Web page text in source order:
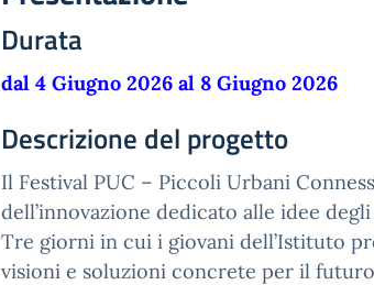
Durata
dal 4 Giugno 2026 al 8 Giugno 2026
Descrizione del progetto
Il Festival PUC – Piccoli Urbani
dell’innovazione dedicato alle idee
Tre giorni in cui i giovani dell’Istituto
visioni e soluzioni concrete per il